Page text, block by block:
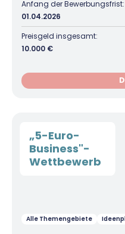
Anfang der Bewerbungsfrist:
01.04.2026
Preisgeld insgesamt:
10.000 €
„5-Euro-
Business"-
Wettbewerb
Alle Themengebiete